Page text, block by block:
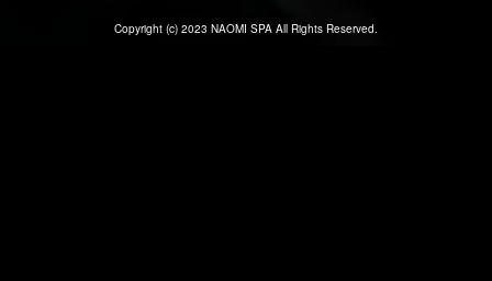
Copyright (c) 2023 NAOMI SPA All Rights Reserved.